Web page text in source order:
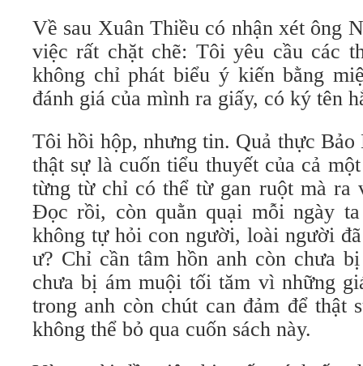
Về sau Xuân Thiều có nhận xét ông
việc rất chặt chẽ: Tôi yêu cầu các
không chỉ phát biểu ý kiến bằng
đánh giá của mình ra giấy, có ký tên
Tôi hồi hộp, nhưng tin. Quả thực
thật sự là cuốn tiểu thuyết của cả
từng từ chỉ có thể từ gan ruột mà ra
Đọc rồi, còn quằn quại mỗi ngày
không tự hỏi con người, loài người
ư? Chỉ cần tâm hồn anh còn chưa
chưa bị ám muội tối tăm vì những
trong anh còn chút can đảm để thật
không thể bỏ qua cuốn sách này.